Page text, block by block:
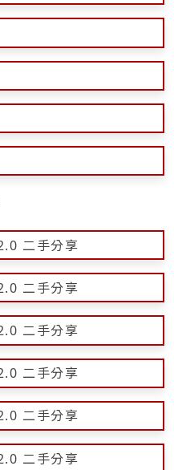
二手分享
二手分享
二手分享
二手分享
二手分享
二手分享